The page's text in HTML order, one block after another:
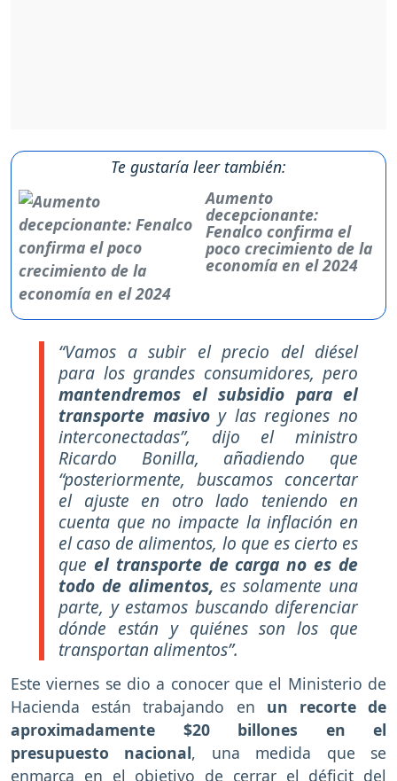
Te gustaría leer también:
Aumento
decepcionante:
Fenalco confirma el
poco crecimiento de la
economía en el 2024
“Vamos a subir el precio del diésel
para los grandes consumidores, pero
mantendremos el subsidio para el
transporte masivoy las regiones no
interconectadas”, dijo el ministro
Ricardo Bonilla, añadiendo que
“posteriormente, buscamos concertar
el ajuste en otro lado teniendo en
cuenta que no impacte la inflación en
el caso de alimentos, lo que es cierto es
que el transporte de carga no es de
todo de alimentos, es solamente una
parte, y estamos buscando diferenciar
dónde están y quiénes son los que
transportan alimentos”.
Este viernes se dio a conocer que el Ministerio de
Hacienda están trabajando en un recorte de
aproximadamente $20 billones en el
presupuesto nacional, una medida que se
enmarca en el objetivo de cerrar el déficit del